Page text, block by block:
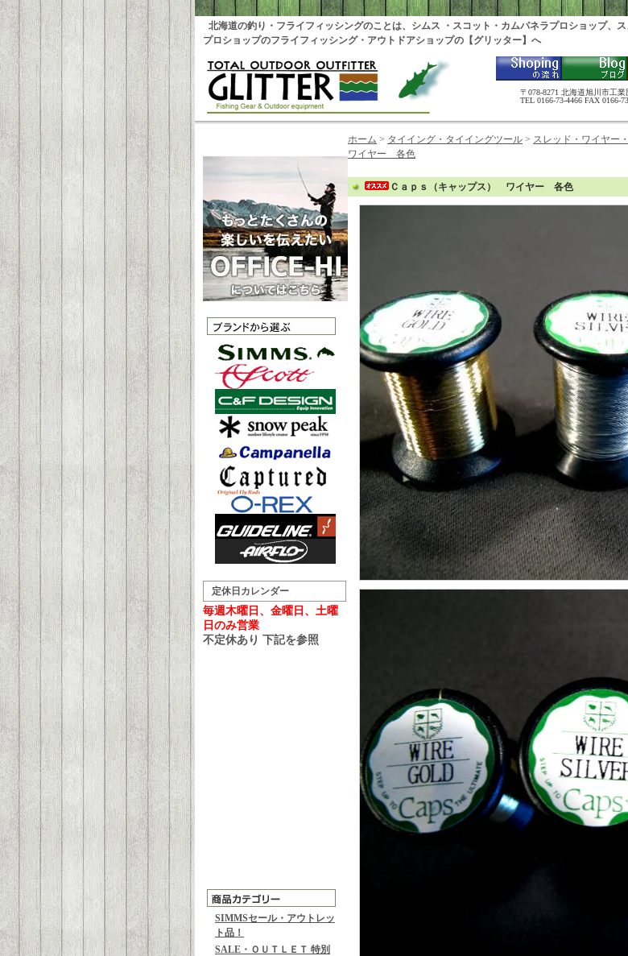
北海道の釣り・フライフィッシングのことは、シムス ・スコット・カムパネラプロショップ、
プロショップのフライフィッシング・アウトドアショップの【グリッター】へ
〒078-8271 北海道旭川市工
TEL 0166-73-4466 FAX 0166-
定休日カレンダー
毎週木曜日、金曜日、土曜
日のみ営業
不定休あり 下記を参照
SIMMSセール・アウトレッ
ト品！
SALE・ＯＵＴＬＥＴ 特別
ホーム > タイイング・タイイングツール > スレッド・ワイヤー
ワイヤー 各色
Ｃａｐｓ（キャップス） ワイヤー 各色